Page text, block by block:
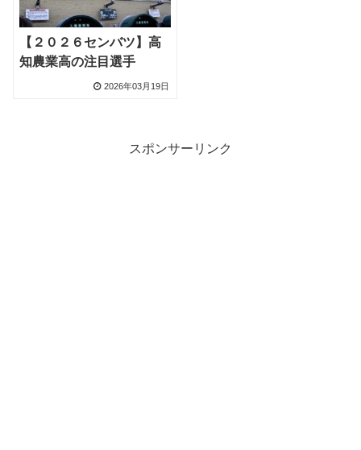
【２０２６センバツ】高
知農業高の注目選手
2026年03月19日
スポンサーリンク